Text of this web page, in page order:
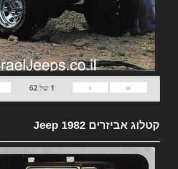
«
‹
1 של62
קטלוג אביזרים 1982 Jeep